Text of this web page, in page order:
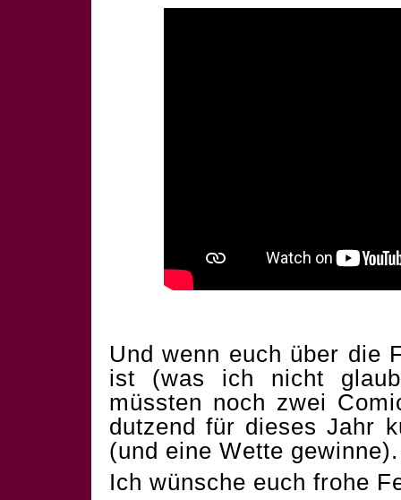
Und wenn euch über die
ist (was ich nicht
müssten noch zwei
dutzend für dieses Jahr
(und eine Wette
Ich wünsche euch frohe